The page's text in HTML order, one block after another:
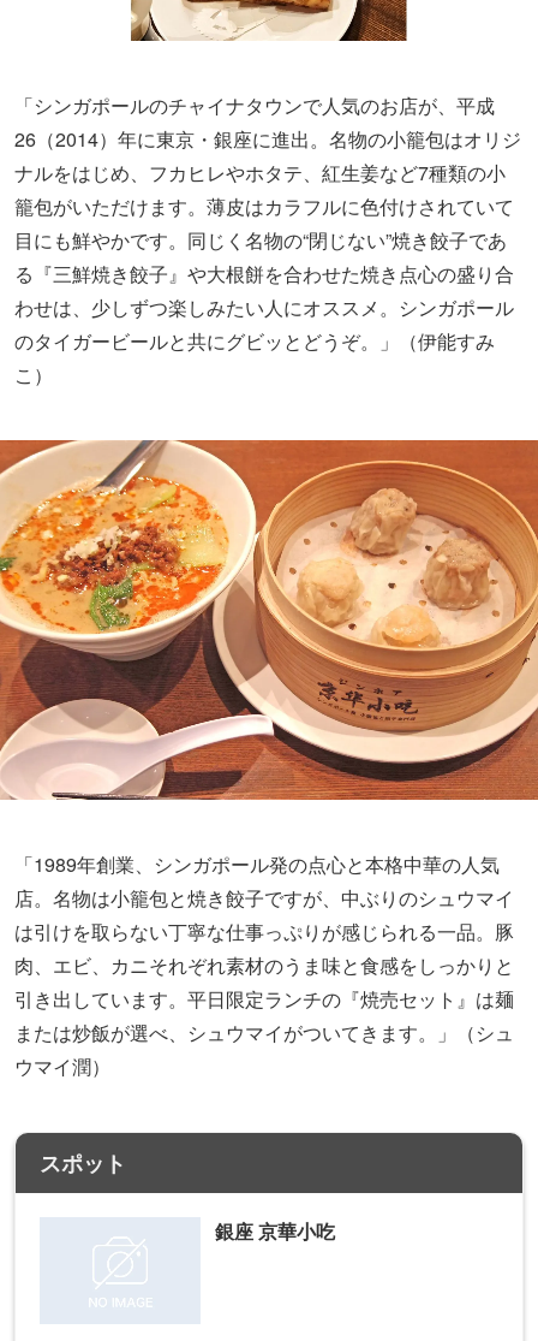
「シンガポールのチャイナタウンで人気のお店が、平成
26（2014）年に東京・銀座に進出。名物の小籠包はオリジ
ナルをはじめ、フカヒレやホタテ、紅生姜など7種類の小
籠包がいただけます。薄皮はカラフルに色付けされていて
目にも鮮やかです。同じく名物の“閉じない”焼き餃子であ
る『三鮮焼き餃子』や大根餅を合わせた焼き点心の盛り合
わせは、少しずつ楽しみたい人にオススメ。シンガポール
のタイガービールと共にグビッとどうぞ。」（伊能すみ
こ）
「1989年創業、シンガポール発の点心と本格中華の人気
店。名物は小籠包と焼き餃子ですが、中ぶりのシュウマイ
は引けを取らない丁寧な仕事っぷりが感じられる一品。豚
肉、エビ、カニそれぞれ素材のうま味と食感をしっかりと
引き出しています。平日限定ランチの『焼売セット』は麺
または炒飯が選べ、シュウマイがついてきます。」（シュ
ウマイ潤）
スポット
銀座 京華小吃